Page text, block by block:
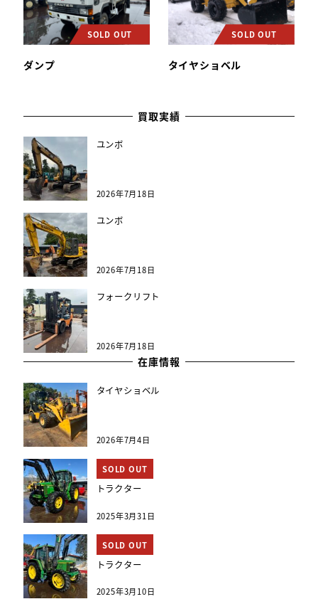
SOLD OUT
ダンプ
SOLD OUT
タイヤショベル
買取実績
ユンボ
2026年7月18日
ユンボ
2026年7月18日
フォークリフト
2026年7月18日
在庫情報
タイヤショベル
2026年7月4日
SOLD OUT
トラクター
2025年3月31日
SOLD OUT
トラクター
2025年3月10日